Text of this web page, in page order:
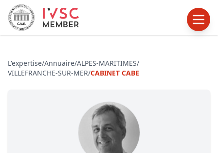
L'expertise/Annuaire/ALPES-MARITIMES/
VILLEFRANCHE-SUR-MER/CABINET CABE